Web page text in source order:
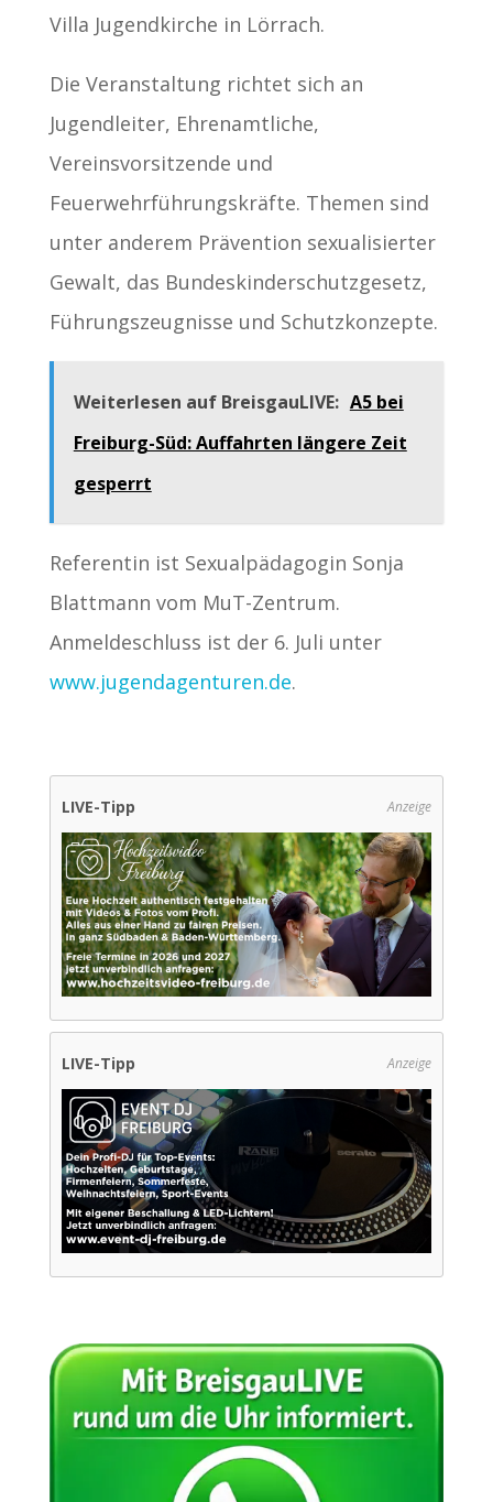
Villa Jugendkirche in Lörrach.
Die Veranstaltung richtet sich an
Jugendleiter, Ehrenamtliche,
Vereinsvorsitzende und
Feuerwehrführungskräfte. Themen sind
unter anderem Prävention sexualisierter
Gewalt, das Bundeskinderschutzgesetz,
Führungszeugnisse und Schutzkonzepte.
Weiterlesen auf BreisgauLIVE: A5 bei
Freiburg-Süd: Auffahrten längere Zeit
gesperrt
Referentin ist Sexualpädagogin Sonja
Blattmann vom MuT-Zentrum.
Anmeldeschluss ist der 6. Juli unter
www.jugendagenturen.de.
LIVE-Tipp Anzeige
LIVE-Tipp Anzeige